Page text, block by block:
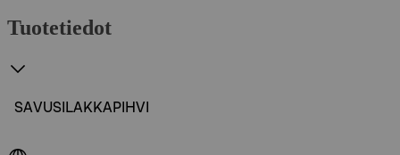
Tuotetiedot
SAVUSILAKKAPIHVI